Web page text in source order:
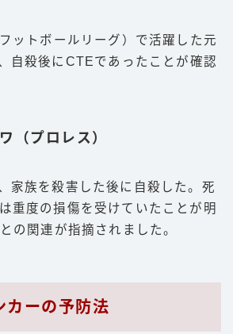
ットボールリーグ）で活躍した元
自殺後にCTEであったことが確認
（プロレス）
家族を殺害した後に自殺した。死
重度の損傷を受けていたことが明
の関連が指摘されました。
カーの予防法